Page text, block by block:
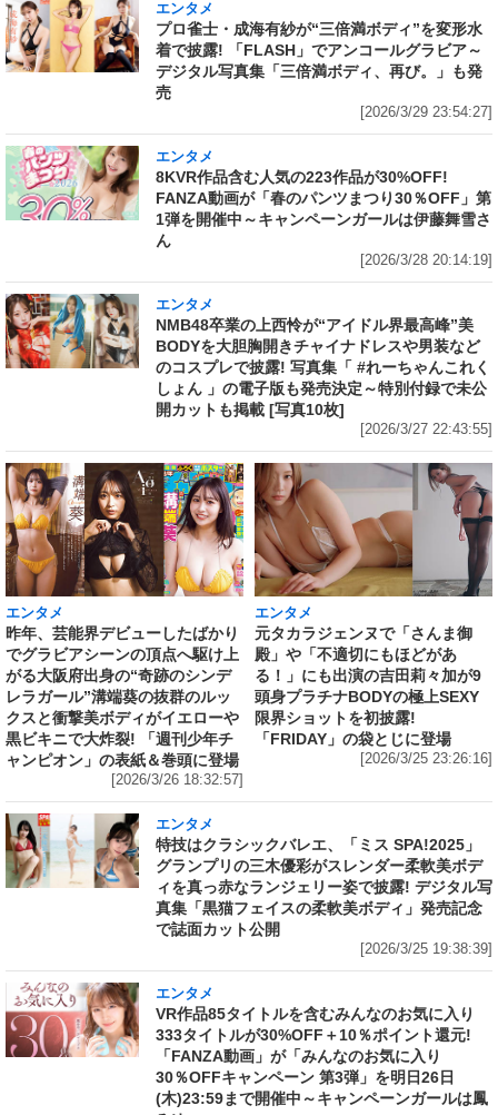
エンタメ
プロ雀士・成海有紗が“三倍満ボディ”を変形水
着で披露! 「FLASH」でアンコールグラビア～
デジタル写真集「三倍満ボディ、再び。」も発
売
[2026/3/29 23:54:27]
エンタメ
8KVR作品含む人気の223作品が30%OFF!
FANZA動画が「春のパンツまつり30％OFF」第
1弾を開催中～キャンペーンガールは伊藤舞雪さ
ん
[2026/3/28 20:14:19]
エンタメ
NMB48卒業の上西怜が“アイドル界最高峰”美
BODYを大胆胸開きチャイナドレスや男装など
のコスプレで披露! 写真集「 #れーちゃんこれく
しょん 」の電子版も発売決定～特別付録で未公
開カットも掲載 [写真10枚]
[2026/3/27 22:43:55]
エンタメ
昨年、芸能界デビューしたばかり
でグラビアシーンの頂点へ駆け上
がる大阪府出身の“奇跡のシンデ
レラガール”溝端葵の抜群のルッ
クスと衝撃美ボディがイエローや
黒ビキニで大炸裂! 「週刊少年チ
ャンピオン」の表紙＆巻頭に登場
[2026/3/26 18:32:57]
エンタメ
元タカラジェンヌで「さんま御
殿」や「不適切にもほどがあ
る！」にも出演の吉田莉々加が9
頭身プラチナBODYの極上SEXY
限界ショットを初披露!
「FRIDAY」の袋とじに登場
[2026/3/25 23:26:16]
エンタメ
特技はクラシックバレエ、「ミス SPA!2025」
グランプリの三木優彩がスレンダー柔軟美ボデ
ィを真っ赤なランジェリー姿で披露! デジタル写
真集「黒猫フェイスの柔軟美ボディ」発売記念
で誌面カット公開
[2026/3/25 19:38:39]
エンタメ
VR作品85タイトルを含むみんなのお気に入り
333タイトルが30%OFF＋10％ポイント還元!
「FANZA動画」が「みんなのお気に入り
30％OFFキャンペーン 第3弾」を明日26日
(木)23:59まで開催中～キャンペーンガールは鳳